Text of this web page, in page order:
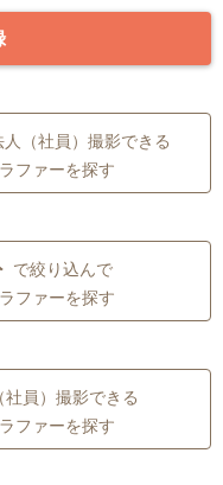
人（社員）撮影できる
ファーを探す
で絞り込んで
ファーを探す
社員）撮影できる
ファーを探す